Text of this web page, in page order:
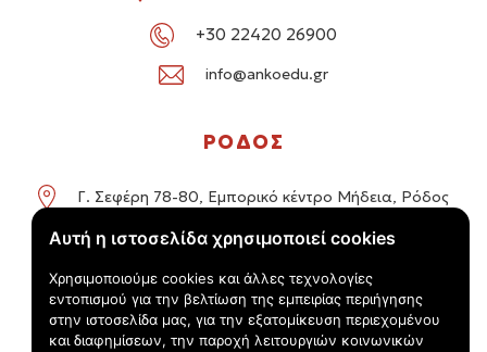
Αυτή η ιστοσελίδα χρησιμοποιεί cookies
Χρησιμοποιούμε cookies και άλλες τεχνολογίες
εντοπισμού για την βελτίωση της εμπειρίας περιήγησης
στην ιστοσελίδα μας, για την εξατομίκευση περιεχομένου
και διαφημίσεων, την παροχή λειτουργιών κοινωνικών
+30 22420 26900
info@ankoedu.gr
ΡΟΔΟΣ
Γ. Σεφέρη 78-80, Εμπορικό κέντρο Μήδεια, Ρόδος
+30 22414 01016 / +30 22410 62488
info@ankoedu.gr